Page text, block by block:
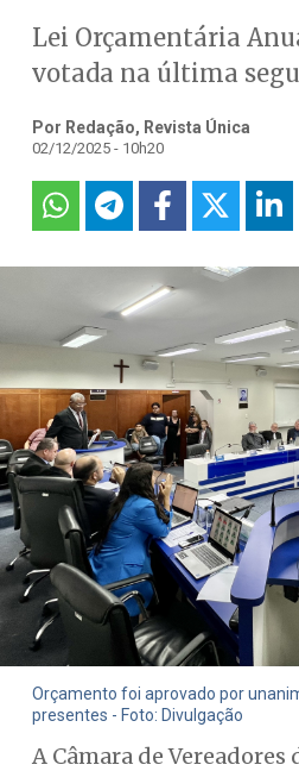
Lei Orçamentária
votada na última
Por Redação, Revista Única
02/12/2025 - 10h20
Orçamento foi aprovado por
presentes - Foto: Divulgação
A Câmara de Vereadores